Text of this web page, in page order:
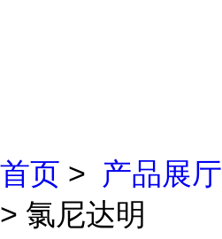
首页 > 产品展厅
> 氯尼达明